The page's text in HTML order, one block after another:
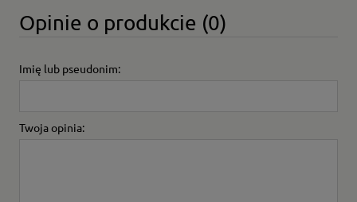
Opinie o produkcie (0)
Imię lub pseudonim:
Twoja opinia: